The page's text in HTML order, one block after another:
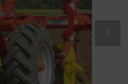
voorploegwerkzaamheden.